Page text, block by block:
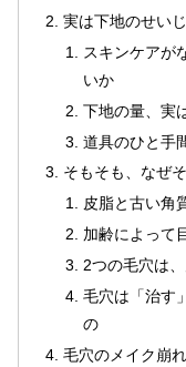
実は下地のせい
スキンケアが
いか
下地の量、実
道具のひと手
そもそも、なぜ
皮脂と古い角
加齢によって
2つの毛穴は
毛穴は「治す
の
毛穴のメイク崩